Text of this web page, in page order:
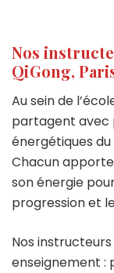
Nos
Qi Gong,
Au sein de
partagent avec
énergétiques du
Chacun
son énergie
progression et
Nos
enseignement :